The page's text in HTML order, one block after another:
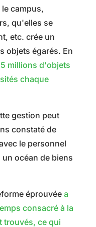
campus,
qu'elles se
etc. crée un
objets égarés. En
millions d'objets
chaque
gestion peut
constaté de
le personnel
océan de biens
éprouvéea
consacré à la
trouvés, ce qui